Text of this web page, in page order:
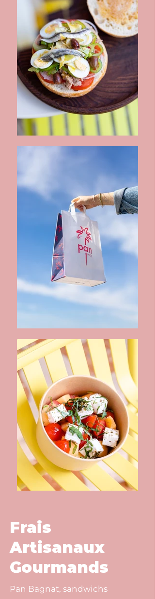
Frais
Artisanaux
Gourmands
Pan Bagnat, sandwichs